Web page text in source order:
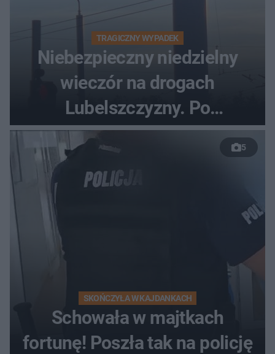
TRAGICZNY WYPADEK
Niebezpieczny niedzielny
wieczór na drogach
Lubelszczyzny. Po
nieudanym manewrze
wyprzedzania zginął
kierowca auta
5
SKOŃCZYŁA W KAJDANKACH
Schowała w majtkach
fortunę! Poszła tak na policję